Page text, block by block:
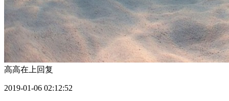
高高在上 回复
2019-01-06 02:12:52